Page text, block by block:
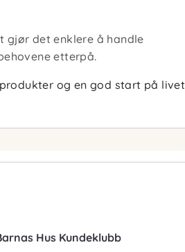
gjør det enklere å handle
etterpå.
og en god start på livet
Hus Kundeklubb